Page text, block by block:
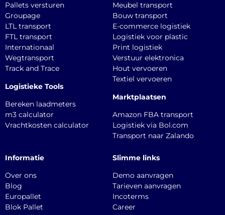
Pallets versturen
Groupage
LTL transport
FTL transport
Internationaal
Wegtransport
Track and Trace
Logistieke Tools
Bereken laadmeters
m3 calculator
Vrachtkosten calculator
Meubel transport
Bouw transport
E-commerce logistiek
Logistiek voor plastic
Print logistiek
Verstuur elektronica
Hout vervoeren
Textiel vervoeren
Marktplaatsen
Amazon FBA transport
Logistiek via Bol.com
Transport naar Zalando
Informatie
Over ons
Blog
Europallet
Blok Pallet
Slimme links
Demo aanvragen
Tarieven aanvragen
Incoterms
Career